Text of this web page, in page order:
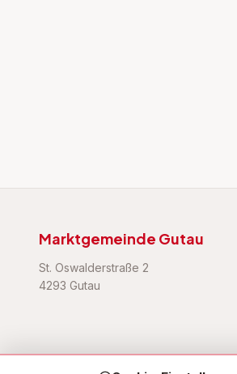
Marktgemeinde Gutau
St. Oswalderstraße 2
4293 Gutau